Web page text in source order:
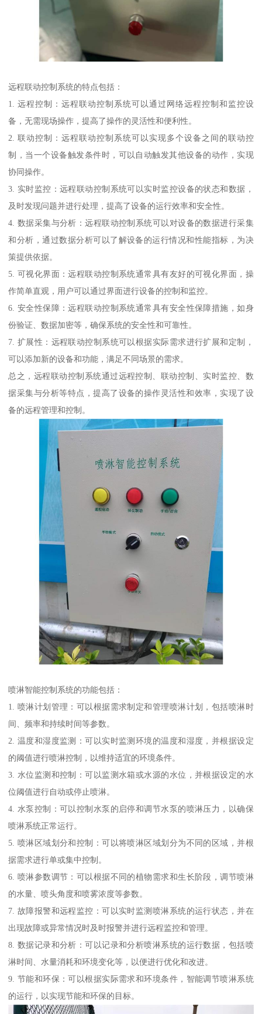
远程联动控制系统的特点包括：
1. 远程控制：远程联动控制系统可以通过网络远程控制和监控设
备，无需现场操作，提高了操作的灵活性和便利性。
2. 联动控制：远程联动控制系统可以实现多个设备之间的联动控
制，当一个设备触发条件时，可以自动触发其他设备的动作，实现
协同操作。
3. 实时监控：远程联动控制系统可以实时监控设备的状态和数据，
及时发现问题并进行处理，提高了设备的运行效率和安全性。
4. 数据采集与分析：远程联动控制系统可以对设备的数据进行采集
和分析，通过数据分析可以了解设备的运行情况和性能指标，为决
策提供依据。
5. 可视化界面：远程联动控制系统通常具有友好的可视化界面，操
作简单直观，用户可以通过界面进行设备的控制和监控。
6. 安全性保障：远程联动控制系统通常具有安全性保障措施，如身
份验证、数据加密等，确保系统的安全性和可靠性。
7. 扩展性：远程联动控制系统可以根据实际需求进行扩展和定制，
可以添加新的设备和功能，满足不同场景的需求。
总之，远程联动控制系统通过远程控制、联动控制、实时监控、数
据采集与分析等特点，提高了设备的操作灵活性和效率，实现了设
备的远程管理和控制。
喷淋智能控制系统的功能包括：
1. 喷淋计划管理：可以根据需求制定和管理喷淋计划，包括喷淋时
间、频率和持续时间等参数。
2. 温度和湿度监测：可以实时监测环境的温度和湿度，并根据设定
的阈值进行喷淋控制，以维持适宜的环境条件。
3. 水位监测和控制：可以监测水箱或水源的水位，并根据设定的水
位阈值进行自动或停止喷淋。
4. 水泵控制：可以控制水泵的启停和调节水泵的喷淋压力，以确保
喷淋系统正常运行。
5. 喷淋区域划分和控制：可以将喷淋区域划分为不同的区域，并根
据需求进行单或集中控制。
6. 喷淋参数调节：可以根据不同的植物需求和生长阶段，调节喷淋
的水量、喷头角度和喷雾浓度等参数。
7. 故障报警和远程监控：可以实时监测喷淋系统的运行状态，并在
出现故障或异常情况时及时报警并进行远程监控和管理。
8. 数据记录和分析：可以记录和分析喷淋系统的运行数据，包括喷
淋时间、水量消耗和环境变化等，以便进行优化和改进。
9. 节能和环保：可以根据实际需求和环境条件，智能调节喷淋系统
的运行，以实现节能和环保的目标。